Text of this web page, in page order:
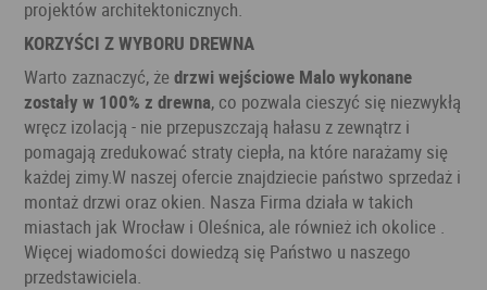
projektów architektonicznych.
KORZYŚCI Z WYBORU DREWNA
Warto zaznaczyć, żedrzwi wejściowe Malo wykonane
zostały w 100% z drewna, co pozwala cieszyć się niezwykłą
wręcz izolacją - nie przepuszczają hałasu z zewnątrz i
pomagają zredukować straty ciepła, na które narażamy się
każdej zimy.W naszej ofercie znajdziecie państwo sprzedaż i
montaż drzwi oraz okien. Nasza Firma działa w takich
miastach jak Wrocław i Oleśnica, ale również ich okolice .
Więcej wiadomości dowiedzą się Państwo u naszego
przedstawiciela.